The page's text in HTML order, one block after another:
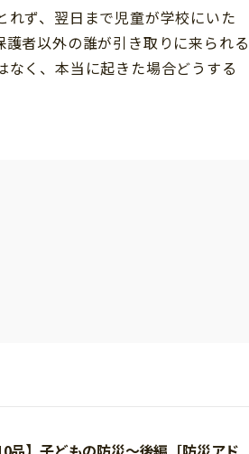
れず、翌日まで児童が学校にいた
者以外の誰が引き取りに来られる
く、本当に起きた場合どうする